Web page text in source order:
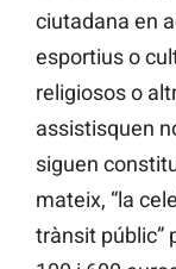
ciutadana en
esportius o
religiosos o
assistisquen
siguen
mateix, “la
trànsit públic”